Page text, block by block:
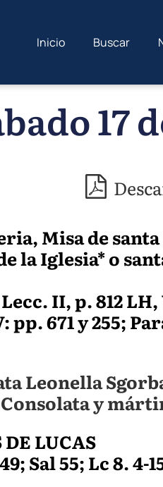
Inicio Buscar
17
Misa de
la Iglesia* o
Lecc. II, p. 812
671 y 255;
Leonella
y
LUCAS
Sal 55; Lc 8. 4-